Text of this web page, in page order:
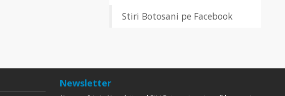
Stiri Botosani pe Facebook
Newsletter